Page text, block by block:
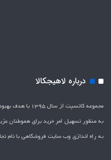
درباره لاهیجکالا
مجموعه کانسپت
به منظور تسهیل امر خرید برای هموطنان
به راه اندازی وب سایت فروشگاهی با نام